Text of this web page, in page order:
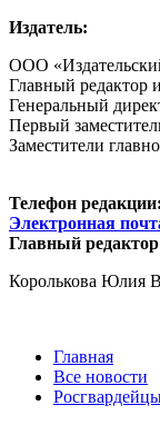
Издатель:
ООО
Главный редактор
Генеральный
Первый
Заместители
Телефон редакции:
Электронная
Главный
Королькова Юлия
Главная
Все новости